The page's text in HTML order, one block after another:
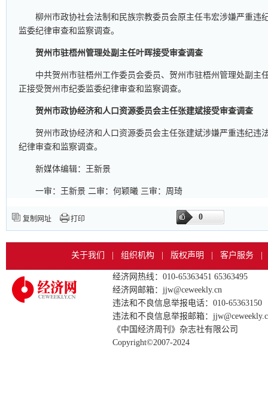
柳州市政协社会法制和民族宗教委员会原主任韦宏涉嫌严重违
监委纪律审查和监察调查。
贺州市驻梧州管理处副主任叶晖接受审查调查
中共贺州市驻梧州工作委员会委员、贺州市驻梧州管理处副主
正接受贺州市纪委监委纪律审查和监察调查。
贺州市政协经济和人口资源委员会主任张建斌接受审查调查
贺州市政协经济和人口资源委员会主任张建斌涉嫌严重违纪违
纪律审查和监察调查。
新媒体编辑：王新景
一审：王新景 二审：何颖曦 三审：周琦
复制网址 打印 0
关于我们 组织机构 版权声明 客户服务
经济网热线：010-65363451 65363495
经济网邮箱：jjw@ceweekly.cn
违法和不良信息举报电话：010-65363150
违法和不良信息举报邮箱：
《中国经济周刊》杂志社有限公司
Copyright©2007-2024